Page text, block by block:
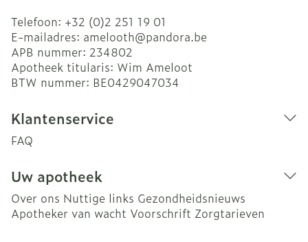
Telefoon: +32 (0)2 251 19 01
E-mailadres: amelooth@pandora.be
APB nummer: 234802
Apotheek titularis: Wim Ameloot
BTW nummer: BE0429047034
Klantenservice
FAQ
Uw apotheek
Over ons Nuttige links Gezondheidsnieuws
Apotheker van wacht Voorschrift Zorgtarieven